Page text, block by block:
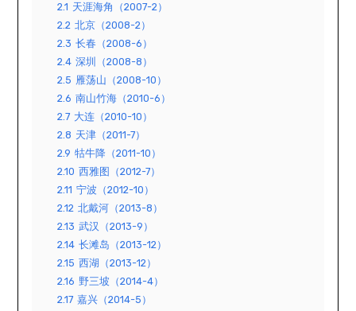
2.1 天涯海角（2007-2）
2.2 北京（2008-2）
2.3 长春（2008-6）
2.4 深圳（2008-8）
2.5 雁荡山（2008-10）
2.6 南山竹海（2010-6）
2.7 大连（2010-10）
2.8 天津（2011-7）
2.9 牯牛降（2011-10）
2.10 西雅图（2012-7）
2.11 宁波（2012-10）
2.12 北戴河（2013-8）
2.13 武汉（2013-9）
2.14 长滩岛（2013-12）
2.15 西湖（2013-12）
2.16 野三坡（2014-4）
2.17 嘉兴（2014-5）